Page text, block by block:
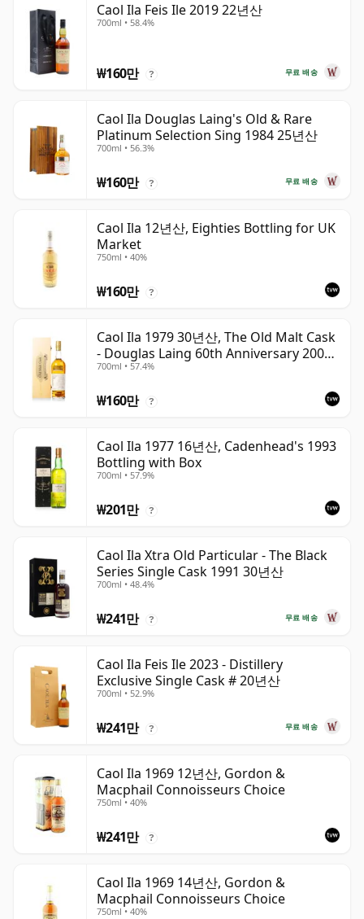
Caol Ila Feis Ile 2019 22년산
700ml • 58.4%
무료 배송
₩160만 ?
Caol Ila Douglas Laing's Old & Rare
Platinum Selection Sing 1984 25년산
700ml • 56.3%
무료 배송
₩160만 ?
Caol Ila 12년산, Eighties Bottling for UK
Market
750ml • 40%
₩160만 ?
Caol Ila 1979 30년산, The Old Malt Cask
- Douglas Laing 60th Anniversary 2009
Bottling
700ml • 57.4%
₩160만 ?
Caol Ila 1977 16년산, Cadenhead's 1993
Bottling with Box
700ml • 57.9%
₩201만 ?
Caol Ila Xtra Old Particular - The Black
Series Single Cask 1991 30년산
700ml • 48.4%
무료 배송
₩241만 ?
Caol Ila Feis Ile 2023 - Distillery
Exclusive Single Cask # 20년산
700ml • 52.9%
무료 배송
₩241만 ?
Caol Ila 1969 12년산, Gordon &
Macphail Connoisseurs Choice
750ml • 40%
₩241만 ?
Caol Ila 1969 14년산, Gordon &
Macphail Connoisseurs Choice
750ml • 40%